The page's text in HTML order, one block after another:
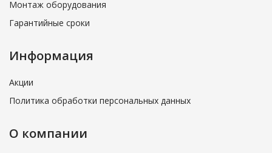
Монтаж оборудования
Гарантийные сроки
Информация
Акции
Политика обработки персональных данных
О компании